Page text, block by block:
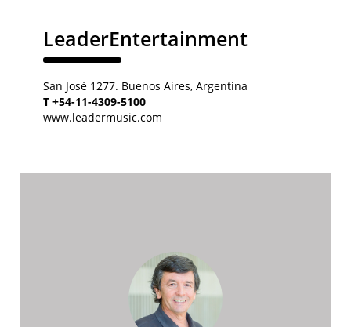
LeaderEntertainment
San José 1277. Buenos Aires, Argentina
T +54-11-4309-5100
www.leadermusic.com